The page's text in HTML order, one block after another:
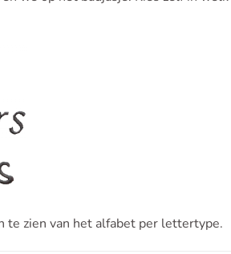
te zien van het alfabet per lettertype.